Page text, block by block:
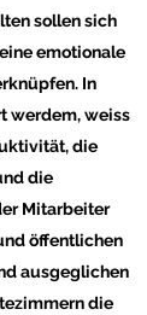
sollen sich
emotionale
In
werdem, weiss
die
die
Mitarbeiter
öffentlichen
ausgeglichen
die